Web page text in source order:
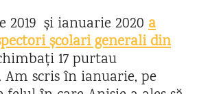
și ianuarie 2020 a
școlari generali din
17 purtau
Am scris în ianuarie, pe